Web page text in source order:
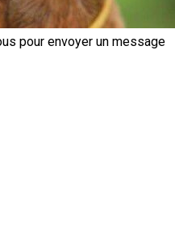
pour envoyer un message